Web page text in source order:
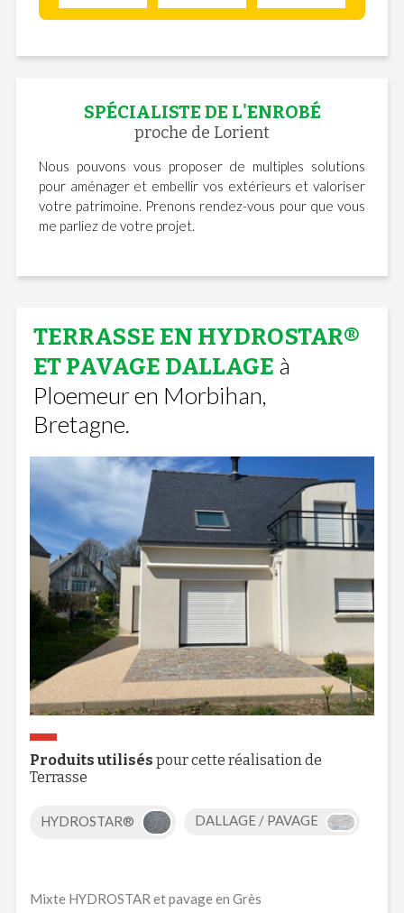
SPÉCIALISTE DE L'ENROBÉ
proche de Lorient
Nous pouvons vous proposer de multiples solutions
pour aménager et embellir vos extérieurs et valoriser
votre patrimoine. Prenons rendez-vous pour que vous
me parliez de votre projet.
TERRASSE EN HYDROSTAR®
ET PAVAGE DALLAGE à
Ploemeur en Morbihan,
Bretagne.
Produits utilisés pour cette réalisation de
Terrasse
HYDROSTAR® DALLAGE / PAVAGE
Mixte HYDROSTAR et pavage en Grès